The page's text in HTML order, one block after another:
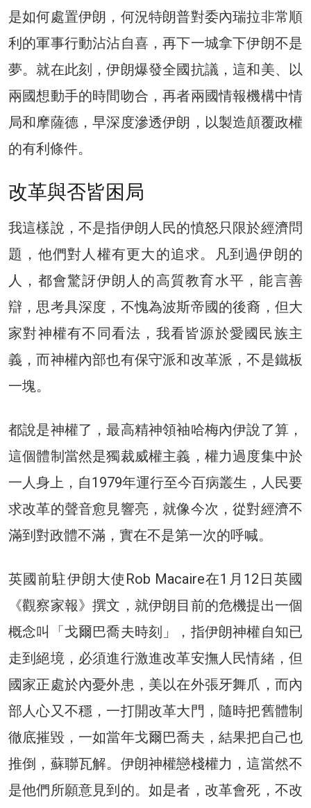
是如何處置伊朗，何況特朗普對委內瑞拉非常順
利的軍事行動沾沾自喜，再下一城拿下伊朗不是
夢。就在此刻，伊朗爆發全國抗議，這和美、以
兩國想動手的時間吻合，再者兩國情報機構中情
局和摩薩德，早深度滲透伊朗，以製造顛覆政權
的有利條件。
改革與否皆困局
我這樣說，不是指伊朗人民的憤怒只限於經濟問
題，他們對人權有更大的追求。凡到過伊朗的
人，都會驚訝伊朗人的高質教育水平，能言善
辯，思考具深度，不愧為波斯帝國的後裔，但大
家對神權有不同看法，我看皆源於愛國民族主
義，而神權內部也有保守派和改革派，不是鐵板
一塊。
都說是神權了，最高精神領袖哈梅內伊說了算，
這個體制當然是獨裁威權主義，權力過度集中於
一人身上，自1979年運行至今百病叢生，人民要
求改革的聲音愈見響亮，就像今次，從對經濟不
滿到對政體不滿，實在不是第一次的呼喊。
英國前駐伊朗大使Rob Macaire在1月12日英國
《觀察家報》撰文，就伊朗目前的危機提出一個
概念叫「戈爾巴喬夫時刻」，指伊朗神權自知已
走到絕境，必須進行激進改革安撫人民情緒，但
國家正處於內憂外患，美以在外張牙舞爪，而內
部人心又不穩，一打開改革大門，隨時把舊體制
徹底摧毀，一如當年戈爾巴喬夫，結果把自己也
推倒，蘇聯瓦解。伊朗神權戀棧權力，這當然不
是他們所願意見到的。如是者，改革會死，不改